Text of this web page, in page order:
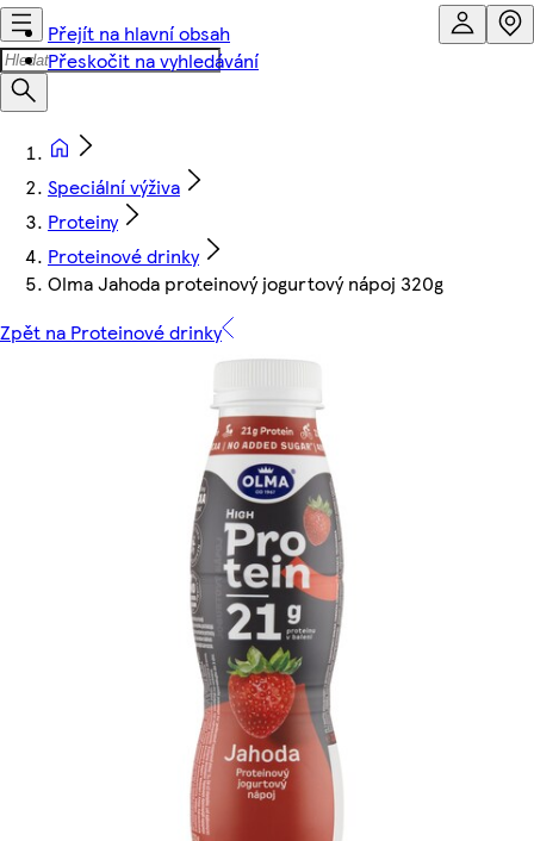
Přejít na hlavní obsah
Přeskočit na vyhledávání
Speciální výživa
Proteiny
Proteinové drinky
Olma Jahoda proteinový jogurtový nápoj 320g
Zpět na Proteinové drinky